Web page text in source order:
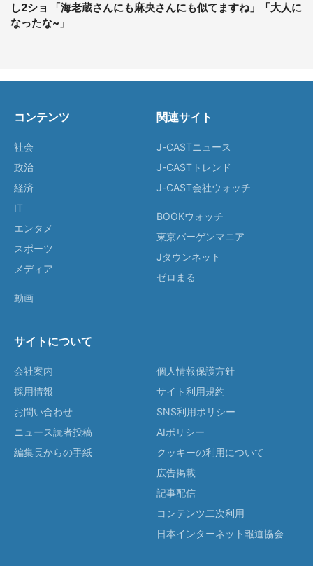
し2ショ 「海老蔵さんにも麻央さんにも似てますね」「大人に
なったな~」
コンテンツ
社会
政治
経済
IT
エンタメ
スポーツ
メディア
動画
関連サイト
J-CASTニュース
J-CASTトレンド
J-CAST会社ウォッチ
BOOKウォッチ
東京バーゲンマニア
Jタウンネット
ゼロまる
サイトについて
会社案内
採用情報
お問い合わせ
ニュース読者投稿
編集長からの手紙
個人情報保護方針
サイト利用規約
SNS利用ポリシー
AIポリシー
クッキーの利用について
広告掲載
記事配信
コンテンツ二次利用
日本インターネット報道協会